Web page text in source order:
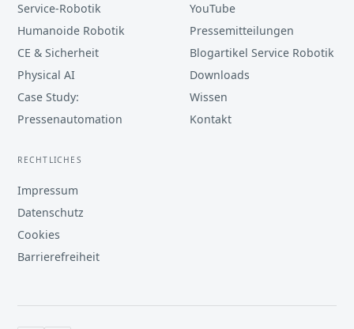
Service-Robotik
Humanoide Robotik
CE & Sicherheit
Physical AI
Case Study:
Pressenautomation
YouTube
Pressemitteilungen
Blogartikel Service Robotik
Downloads
Wissen
Kontakt
RECHTLICHES
Impressum
Datenschutz
Cookies
Barrierefreiheit